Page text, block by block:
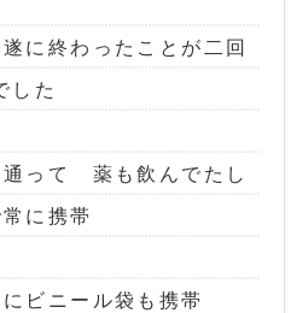
に終わったことが二回
した
って 薬も飲んでたし
に携帯
ビニール袋も携帯